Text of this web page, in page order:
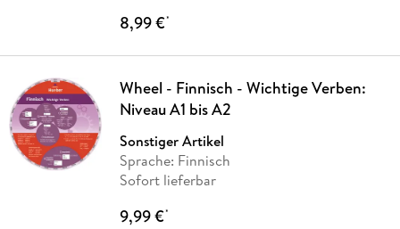
8,99 €*
Wheel - Finnisch - Wichtige Verben:
Niveau A1 bis A2
Sonstiger Artikel
Sprache: Finnisch
Sofort lieferbar
9,99 €*